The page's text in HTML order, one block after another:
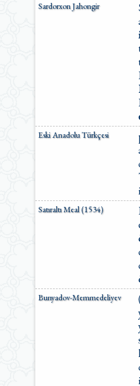
Sardorxon Jahongir
Eski Anadolu Türkçesi
Satıraltı Meal (1534)
Bunyadov-Memmedeliyev